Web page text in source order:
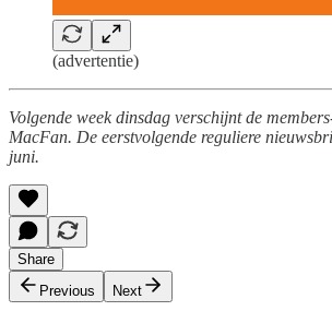
(advertentie)
Volgende week dinsdag verschijnt de
MacFan. De eerstvolgende reguliere
juni.
Share
Previous
Next